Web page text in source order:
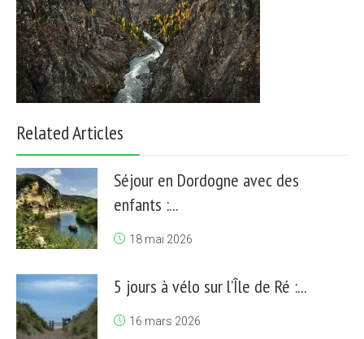
Related Articles
Séjour en Dordogne avec des
enfants :...
18 mai 2026
5 jours à vélo sur l’Île de Ré :...
16 mars 2026